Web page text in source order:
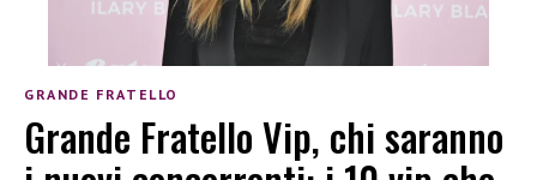
GRANDE FRATELLO
Grande Fratello Vip, chi saranno